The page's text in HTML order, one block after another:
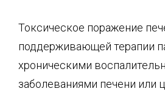
Токсическое поражение
поддерживающей терапии
хроническими
заболеваниями печени или